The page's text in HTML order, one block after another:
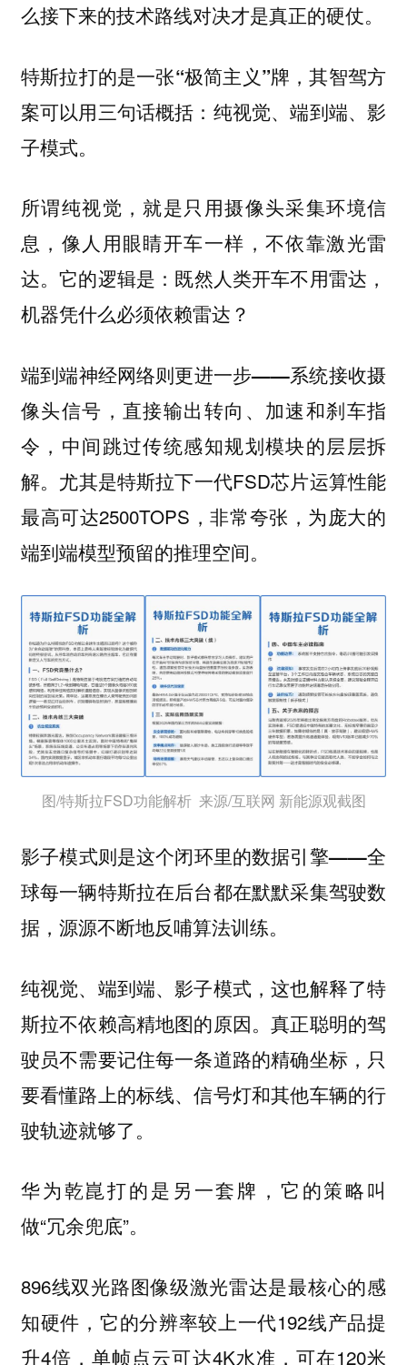
么接下来的技术路线对决才是真正的硬仗。
特斯拉打的是一张“极简主义”牌，其智驾方
案可以用三句话概括：纯视觉、端到端、影
子模式。
所谓纯视觉，就是只用摄像头采集环境信
息，像人用眼睛开车一样，不依靠激光雷
达。它的逻辑是： 既然人类开车不用雷达，
机器凭什么必须依赖雷达？
端到端神经网络则更进一步——系统接收摄
像头信号，直接输出转向、加速和刹车指
令，中间跳过传统感知规划模块的层层拆
解。 尤其是特斯拉下一代FSD芯片运算性能
最高可达2500TOPS，非常夸张，为庞大的
端到端模型预留的推理空间。
图/特斯拉FSD功能解析 来源/互联网 新能源观截图
影子模式则是这个闭环里的数据引擎——全
球每一辆特斯拉在后台都在默默采集驾驶数
据，源源不断地反哺算法训练。
纯视觉、端到端、影子模式，这也解释了特
斯拉不依赖高精地图的原因。真正聪明的驾
驶员不需要记住每一条道路的精确坐标，只
要看懂路上的标线、信号灯和其他车辆的行
驶轨迹就够了。
华为乾崑打的是另一套牌，它的策略叫
做“冗余兜底”。
896线双光路图像级激光雷达是最核心的感
知硬件，它的分辨率较上一代192线产品提
升4倍，单帧点云可达4K水准，可在120米